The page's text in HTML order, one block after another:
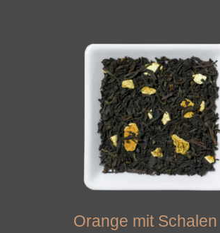
Orange mit Schalen